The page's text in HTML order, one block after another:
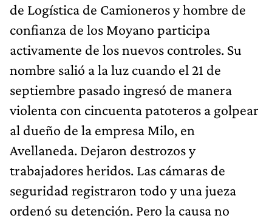
de Logística de Camioneros y hombre de
confianza de los Moyano participa
activamente de los nuevos controles. Su
nombre salió a la luz cuando el 21 de
septiembre pasado ingresó de manera
violenta con cincuenta patoteros a golpear
al dueño de la empresa Milo, en
Avellaneda. Dejaron destrozos y
trabajadores heridos. Las cámaras de
seguridad registraron todo y una jueza
ordenó su detención. Pero la causa no